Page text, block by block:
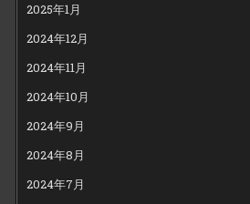
2025年1月
2024年12月
2024年11月
2024年10月
2024年9月
2024年8月
2024年7月